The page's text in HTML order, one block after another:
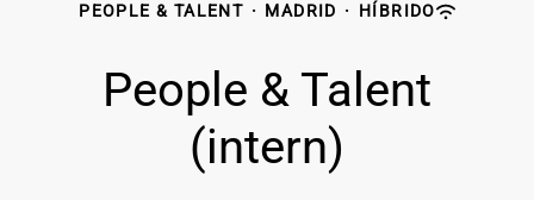
PEOPLE & TALENT · MADRID · HÍBRIDO
People & Talent
(intern)